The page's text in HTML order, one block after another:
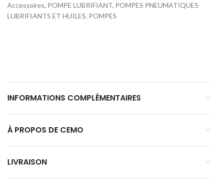
Accessoires, POMPE LUBRIFIANT, POMPES PNEUMATIQUES
LUBRIFIANTS ET HUILES, POMPES
INFORMATIONS COMPLÉMENTAIRES
À PROPOS DE CEMO
LIVRAISON